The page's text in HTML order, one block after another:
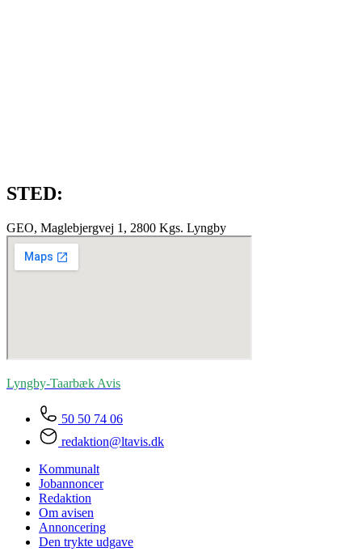
STED:
GEO, Maglebjergvej 1, 2800 Kgs. Lyngby
Lyngby-Taarbæk Avis
50 50 74 06
redaktion@ltavis.dk
Kommunalt
Jobannoncer
Redaktion
Om avisen
Annoncering
Den trykte udgave